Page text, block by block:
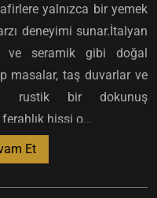
yalnızca bir yemek
deneyimi sunar.İtalyan
ve seramik gibi doğal
masalar, taş duvarlar ve
rustik bir dokunuş
ferahlık hissi o...
Et